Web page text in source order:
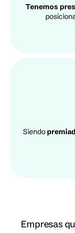
Tenemos
Siendo
Empresas